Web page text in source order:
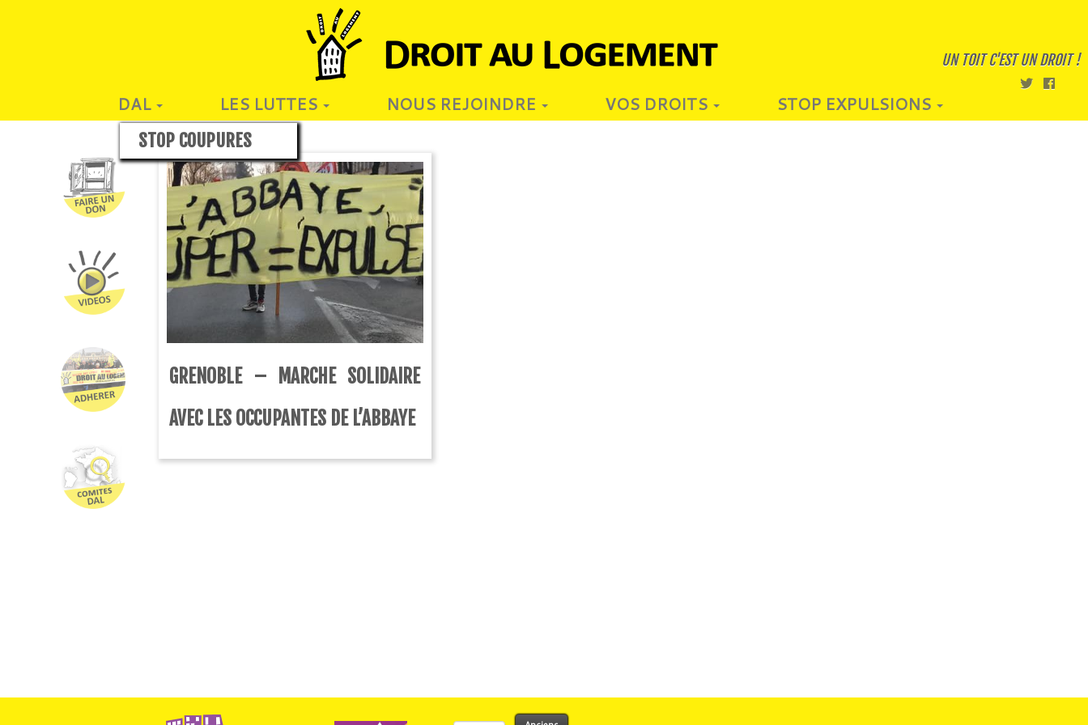
UN TOIT C'EST UN DROIT !
DAL LES LUTTES NOUS REJOINDRE VOS DROITS STOP EXPULSIONS
STOP COUPURES
GRENOBLE – MARCHE SOLIDAIRE
AVEC LES OCCUPANTES DE L’ABBAYE